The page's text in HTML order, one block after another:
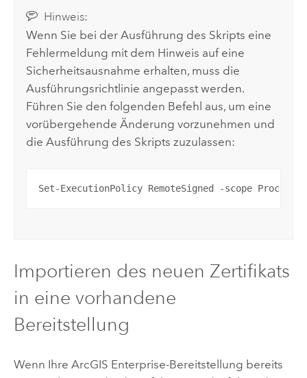
Hinweis:
Wenn Sie bei der Ausführung des Skripts eine
Fehlermeldung mit dem Hinweis auf eine
Sicherheitsausnahme erhalten, muss die
Ausführungsrichtlinie angepasst werden.
Führen Sie den folgenden Befehl aus, um eine
vorübergehende Änderung vorzunehmen und
die Ausführung des Skripts zuzulassen:
Set-ExecutionPolicy RemoteSigned -scope Process
Importieren des neuen Zertifikats
in eine vorhandene
Bereitstellung
Wenn Ihre ArcGIS Enterprise-Bereitstellung bereits